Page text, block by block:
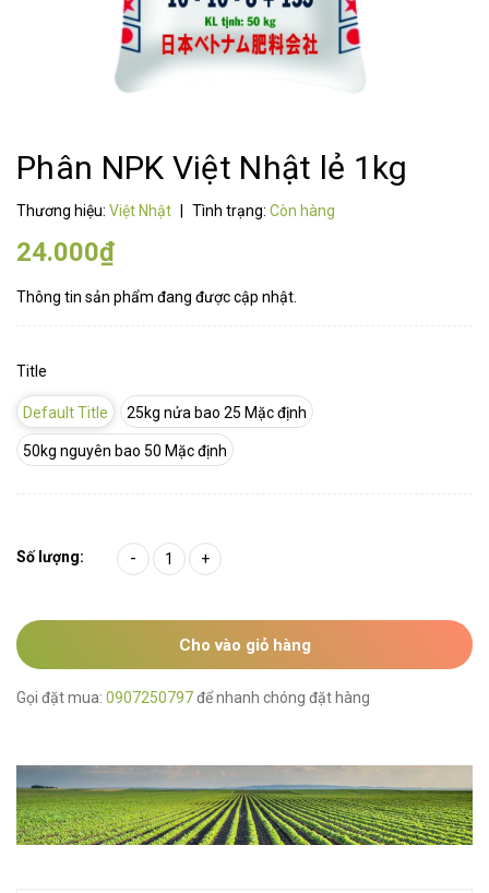
Phân NPK Việt Nhật lẻ 1kg
Thương hiệu: Việt Nhật Tình trạng: Còn hàng
24.000₫
Thông tin sản phẩm đang được cập nhật.
Title
Default Title 25kg nửa bao 25 Mặc định
50kg nguyên bao 50 Mặc định
Số lượng: - +
Cho vào giỏ hàng
Gọi đặt mua: 0907250797để nhanh chóng đặt hàng